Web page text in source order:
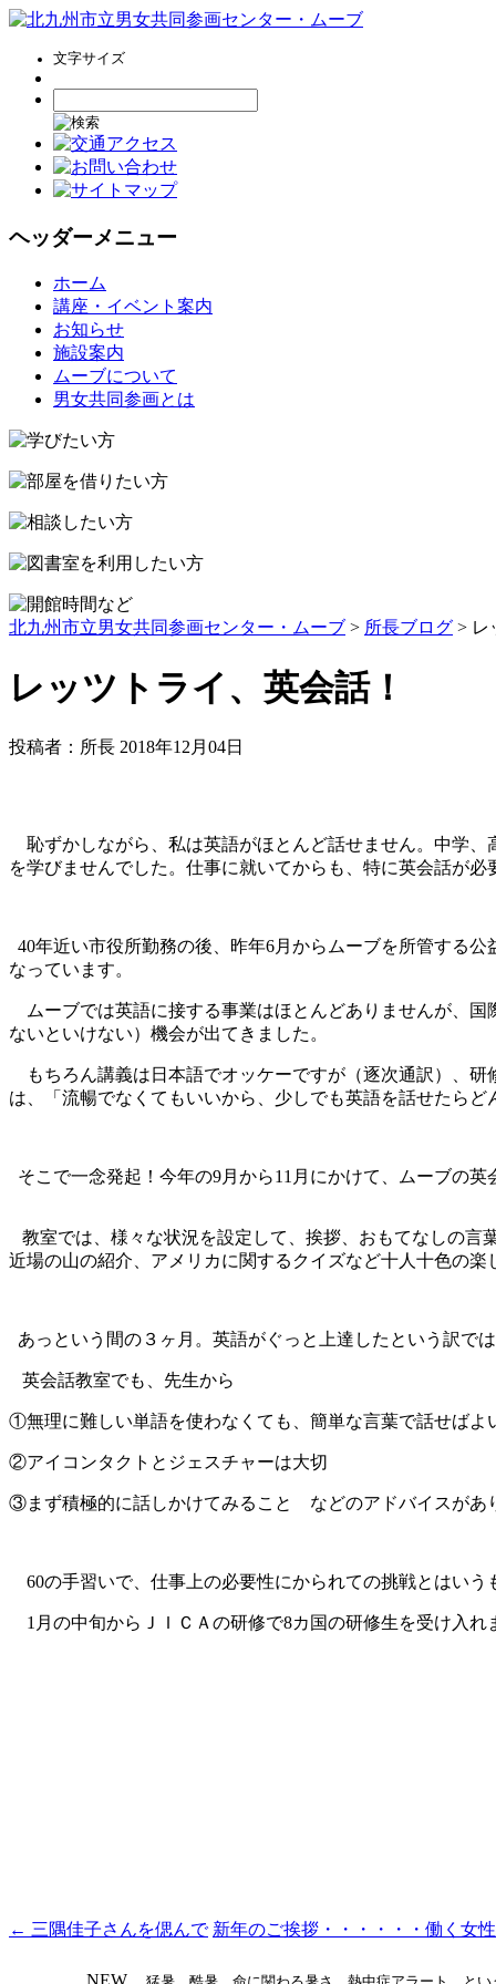
文字サイズ
ヘッダーメニュー
キ
ッ
プ
ホーム
講座・イベント案内
お知らせ
施設案内
ムーブについて
男女共同参画とは
北九州市立男女共同参画センター・ムーブ > 所長ブログ > レ
レッツトライ、英会話！
投稿者：所長 2018年12月04日
恥ずかしながら、私は英語がほとんど話せません。中学、
を学びませんでした。仕事に就いてからも、特に英会話が
40年近い市役所勤務の後、昨年6月からムーブを所管する
なっています。
ムーブでは英語に接する事業はほとんどありませんが、国
ないといけない）機会が出てきました。
もちろん講義は日本語でオッケーですが（逐次通訳）、研
は、「流暢でなくてもいいから、少しでも英語を話せたらど
そこで一念発起！今年の9月から11月にかけて、ムーブの
教室では、様々な状況を設定して、挨拶、おもてなしの言
近場の山の紹介、アメリカに関するクイズなど十人十色の
あっという間の３ヶ月。英語がぐっと上達したという訳で
英会話教室でも、先生から
①無理に難しい単語を使わなくても、簡単な言葉で話せばよ
②アイコンタクトとジェスチャーは大切
③まず積極的に話しかけてみること などのアドバイスがあ
60の手習いで、仕事上の必要性にかられての挑戦とはいう
1月の中旬からＪＩＣＡの研修で8カ国の研修生を受け入
投
← 三隅佳子さんを偲んで 新年のご挨拶・・・・・・働く女